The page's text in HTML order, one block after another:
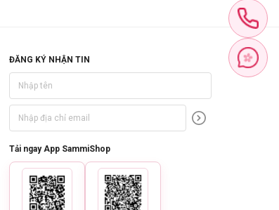
ĐĂNG KÝ NHẬN TIN
Tải ngay App SammiShop